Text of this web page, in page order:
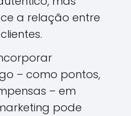
a relação entre
– como pontos,
– em
pode